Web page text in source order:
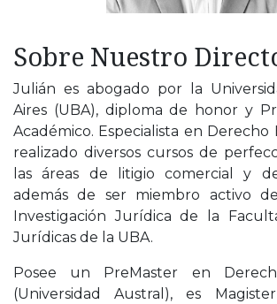
Sobre Nuestro
Julián es abogado por la
Aires (UBA), diploma de honor y
Académico. Especialista en Derecho
realizado diversos cursos de
las áreas de litigio comercial y
además de ser miembro activo
Investigación Jurídica de la
Jurídicas de la UBA.
Posee un PreMaster en
(Universidad Austral), es